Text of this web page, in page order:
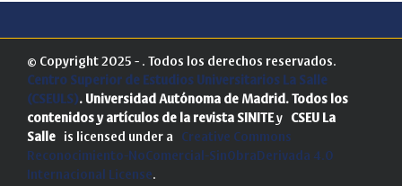
© Copyright 2025 - . Todos los derechos reservados.
Centro Superior de Estudios Universitarios La Salle
(CSEULS). Universidad Autónoma de Madrid. Todos los
contenidos y artículos de la revista SINITEy CSEU La
Salle is licensed under a Creative Commons
Reconocimiento-NoComercial-SinObraDerivada 4.0
Internacional License.